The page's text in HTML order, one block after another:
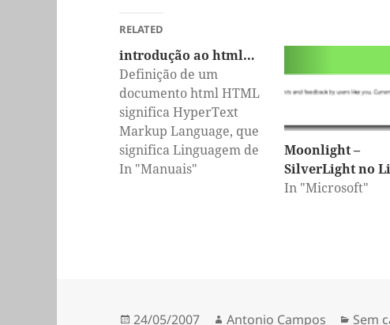
RELATED
introdução ao html…
Definição de um
documento html HTML
significa HyperText
Markup Language, que
significa Linguagem de
Marcação de Hipertexto
contruir um site em
In "Manuais"
Moonlight –
SilverLight no
In "Microsoft"
Publicado
24/05/2007 Autor
Antonio Campos Sem